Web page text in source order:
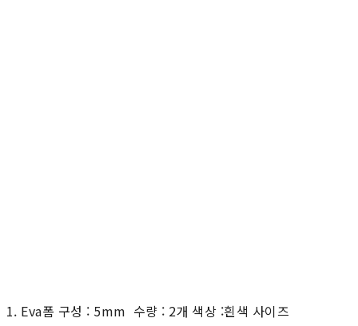
1. Eva폼 구성 : 5mm 수량 : 2개 색상 :흰색 사이즈